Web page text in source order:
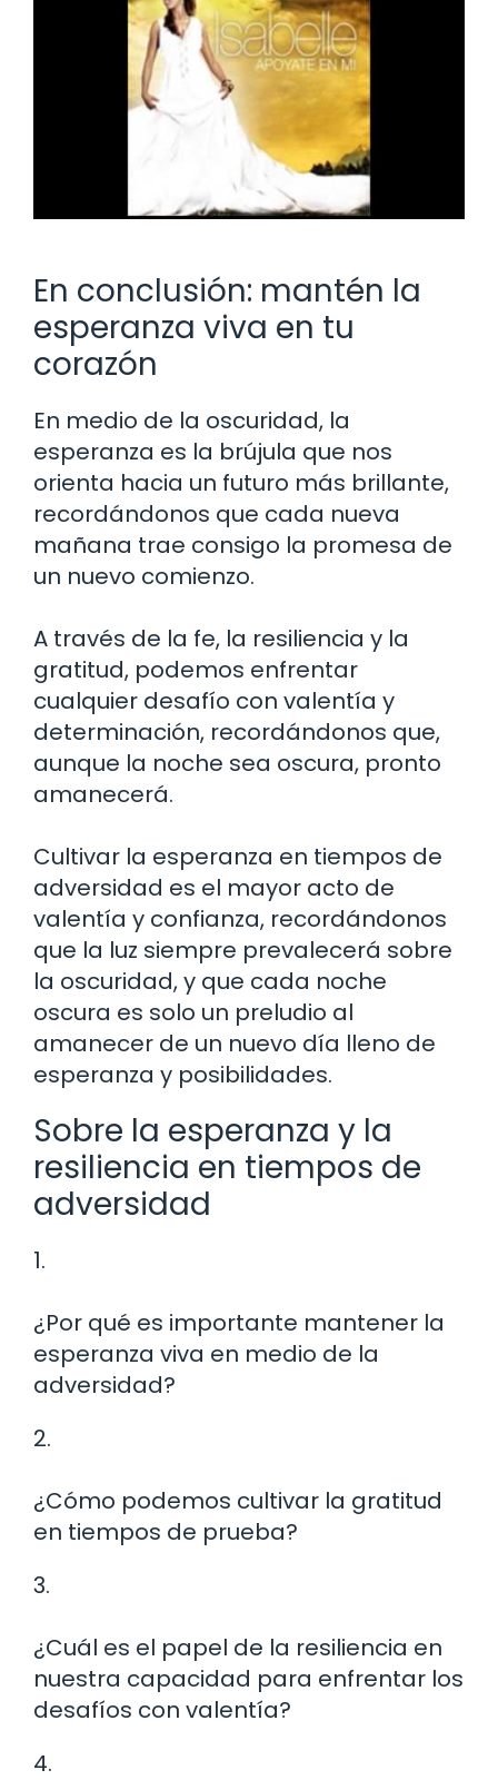
En conclusión: mantén la
esperanza viva en tu
corazón
En medio de la oscuridad, la
esperanza es la brújula que nos
orienta hacia un futuro más brillante,
recordándonos que cada nueva
mañana trae consigo la promesa de
un nuevo comienzo.
A través de la fe, la resiliencia y la
gratitud, podemos enfrentar
cualquier desafío con valentía y
determinación, recordándonos que,
aunque la noche sea oscura, pronto
amanecerá.
Cultivar la esperanza en tiempos de
adversidad es el mayor acto de
valentía y confianza, recordándonos
que la luz siempre prevalecerá sobre
la oscuridad, y que cada noche
oscura es solo un preludio al
amanecer de un nuevo día lleno de
esperanza y posibilidades.
Sobre la esperanza y la
resiliencia en tiempos de
adversidad
1.
¿Por qué es importante mantener la
esperanza viva en medio de la
adversidad?
2.
¿Cómo podemos cultivar la gratitud
en tiempos de prueba?
3.
¿Cuál es el papel de la resiliencia en
nuestra capacidad para enfrentar los
desafíos con valentía?
4.